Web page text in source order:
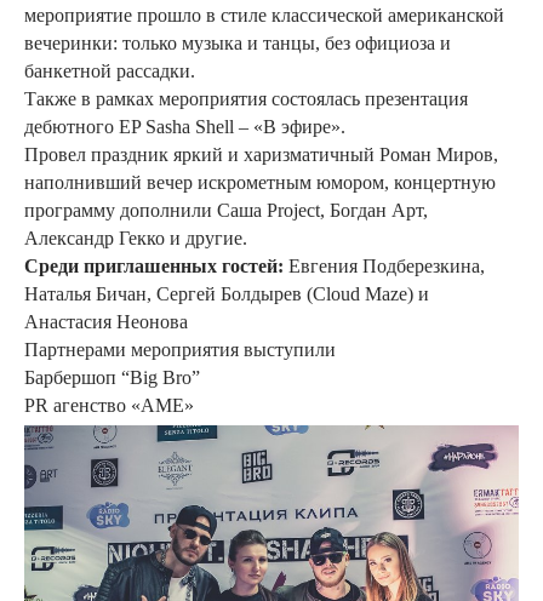
мероприятие прошло в стиле классической американской
вечеринки: только музыка и танцы, без официоза и
банкетной рассадки.
Также в рамках мероприятия состоялась презентация
дебютного EP Sasha Shell – «В эфире».
Провел праздник яркий и харизматичный Роман Миров,
наполнивший вечер искрометным юмором, концертную
программу дополнили Саша Project, Богдан Арт,
Александр Гекко и другие.
Среди приглашенных гостей: Евгения Подберезкина,
Наталья Бичан, Сергей Болдырев (Cloud Maze) и
Анастасия Неонова
Партнерами мероприятия выступили
Барбершоп “Big Bro”
PR агенство «АМЕ»